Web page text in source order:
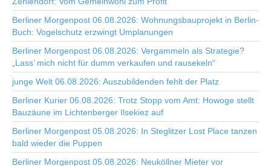
Berliner Morgenpost 06.08.2026: Wohnungsbauprojekt in Berlin-
Buch: Vogelschutz erzwingt Umplanungen
Berliner Morgenpost 06.08.2026: Vergammeln als Strategie?
„Lass’ mich nicht für dumm verkaufen und rausekeln“
junge Welt 06.08.2026: Auszubildenden fehlt der Platz
Berliner Kurier 06.08.2026: Trotz Stopp vom Amt: Howoge stellt
Bauzäune im Lichtenberger Ilsekiez auf
Berliner Morgenpost 05.08.2026: In Steglitzer Lost Place tanzen
bald wieder die Puppen
Berliner Morgenpost 05.08.2026: Neuköllner Mieter vor